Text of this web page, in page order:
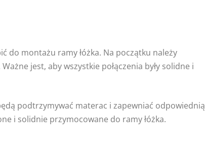
do montażu ramy łóżka. Na początku należy
jest, aby wszystkie połączenia były solidne i
podtrzymywać materac i zapewniać odpowiednią
i solidnie przymocowane do ramy łóżka.